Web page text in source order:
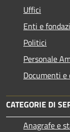
Uffici
Enti e
Politici
Personale
Documenti e
CATEGORIE DI
Anagrafe e